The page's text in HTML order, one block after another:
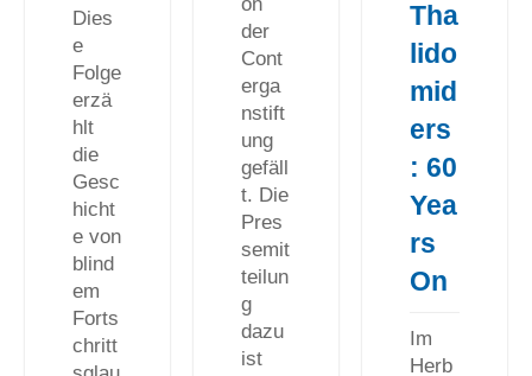
on
der
Cont
erga
nstift
ung
gefäll
t. Die
Pres
semit
teilun
g
dazu
ist
Dies
e
Folge
erzä
hlt
die
Gesc
hicht
e von
blind
em
Forts
chritt
Tha
lido
mid
ers
: 60
Yea
rs
On
Im
Herb